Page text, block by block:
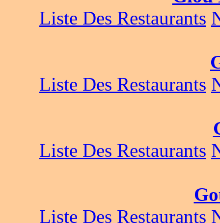
Liste Des Restaurants
Liste Des Restaurants
Liste Des Restaurants
Liste Des Restaurants